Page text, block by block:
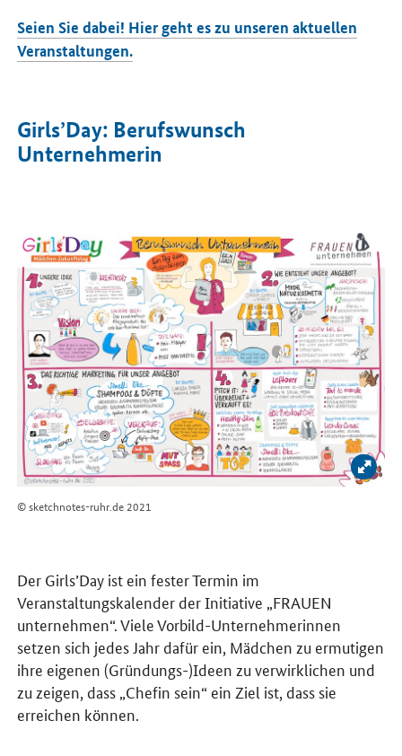
Seien Sie dabei! Hier geht es zu unseren aktuellen
Veranstaltungen.
Girls’Day: Berufswunsch
Unternehmerin
Bild
© sketchnotes-ruhr.de 2021
Der Girls’Day ist ein fester Termin im
Veranstaltungskalender der Initiative „FRAUEN
unternehmen“. Viele Vorbild-Unternehmerinnen
setzen sich jedes Jahr dafür ein, Mädchen zu ermutigen
ihre eigenen (Gründungs-)Ideen zu verwirklichen und
zu zeigen, dass „Chefin sein“ ein Ziel ist, dass sie
erreichen können.